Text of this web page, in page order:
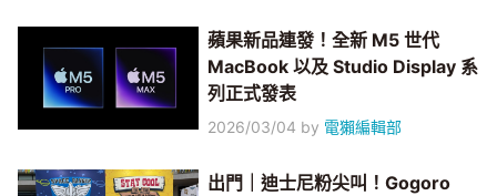
蘋果新品連發！全新 M5 世代
MacBook 以及 Studio Display 系
列正式發表
2026/03/04 by 電獺編輯部
出門｜迪士尼粉尖叫！Gogoro